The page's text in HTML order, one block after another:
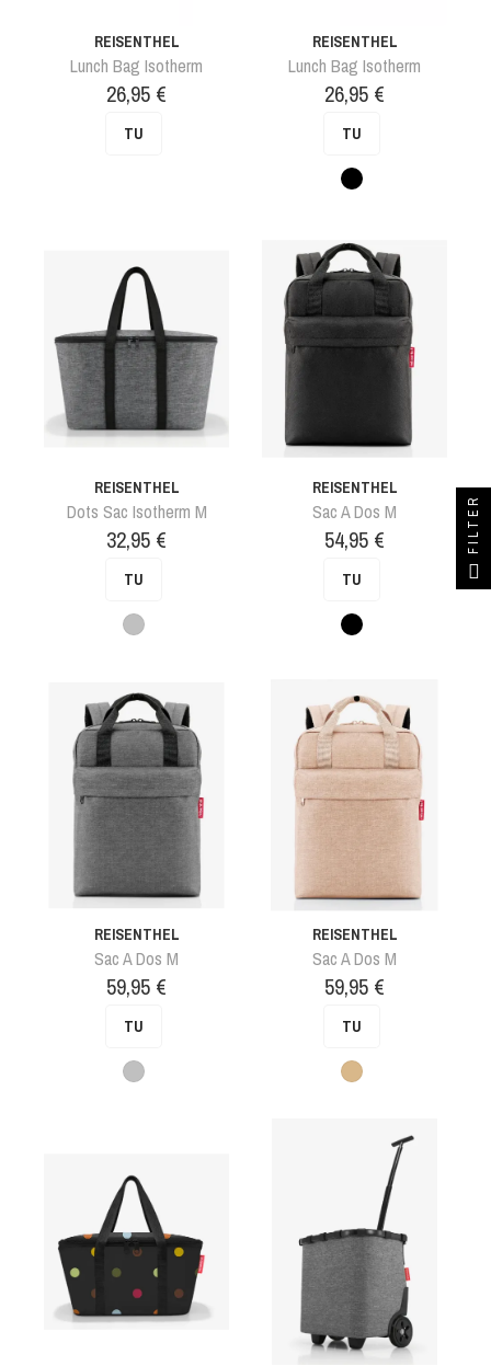
REISENTHEL
Lunch Bag Isotherm
Prix
26,95 €
TU
REISENTHEL
Lunch Bag Isotherm
Prix
26,95 €
TU
Pois
REISENTHEL
Dots Sac Isotherm M
Prix
32,95 €
TU
Gris
REISENTHEL
Sac A Dos M
Prix
54,95 €
TU
Noir
REISENTHEL
Sac A Dos M
Prix
59,95 €
TU
Gris
REISENTHEL
Sac A Dos M
Prix
59,95 €
TU
Beife
FILTER